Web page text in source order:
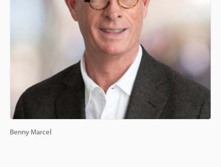
Benny Marcel